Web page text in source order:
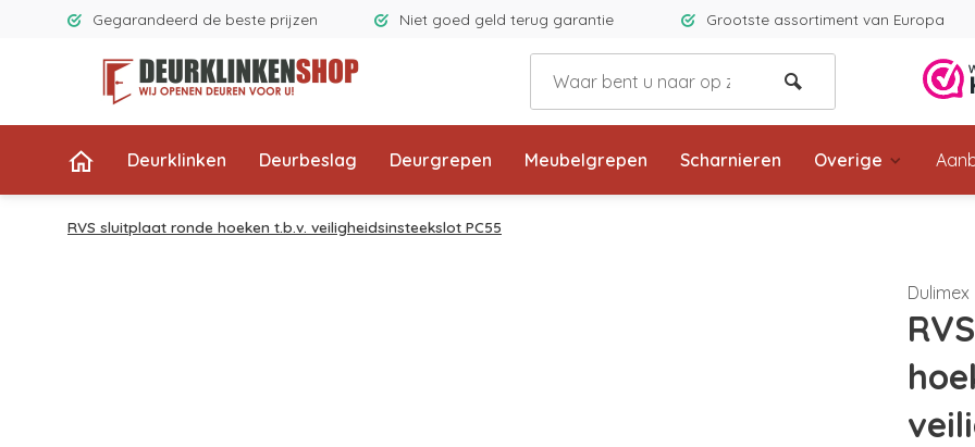
Gegarandeerd de beste prijzen Niet goed geld terug garantie Grootste assortiment van Europa
Deurklinken Deurbeslag Deurgrepen Meubelgrepen Scharnieren Overige
RVS sluitplaat ronde hoeken t.b.v. veiligheidsinsteekslot PC55
Dulimex